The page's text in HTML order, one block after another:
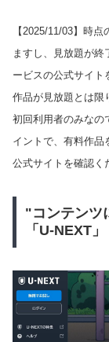
【 2025/11/03】時点
ますし、見放題が
ービスの公式サイト
作品が見放題とは限
初回利用者のみなの
イントで、有料作品
公式サイトを確認く
"コンテンツ
「U-NEXT」